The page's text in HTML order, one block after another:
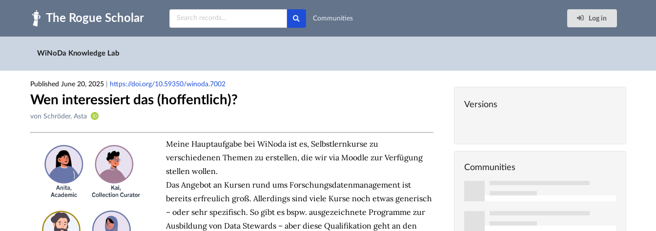
Skip to main
Communities
Log in
WiNoDa Knowledge Lab
Published June 20, 2025 https://doi.org/10.59350/winoda.7002
Wen interessiert das (hoffentlich)?
Creators
von Schröder, Asta
Meine Hauptaufgabe bei WiNoda ist es, Selbstlernkurse zu
verschiedenen Themen zu erstellen, die wir via Moodle zur Verfügung
stellen wollen.
Das Angebot an Kursen rund ums Forschungsdatenmanagement ist
bereits erfreulich groß. Allerdings sind viele Kurse noch etwas generisch
– oder sehr spezifisch. So gibt es bspw. ausgezeichnete Programme zur
Ausbildung von Data Stewards – aber diese Qualifikation geht an den
Versions
Communities